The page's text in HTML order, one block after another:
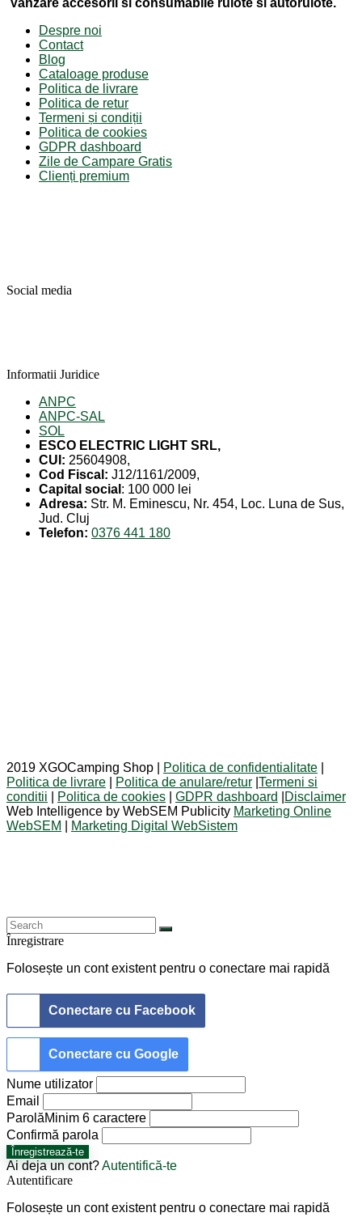
Vanzare accesorii si consumabile rulote si autorulote.
Despre noi
Contact
Blog
Cataloage produse
Politica de livrare
Politica de retur
Termeni și condiții
Politica de cookies
GDPR dashboard
Zile de Campare Gratis
Clienți premium
Social media
Informatii Juridice
ANPC
ANPC-SAL
SOL
ESCO ELECTRIC LIGHT SRL,
CUI: 25604908,
Cod Fiscal: J12/1161/2009,
Capital social : 100 000 lei
Adresa: Str. M. Eminescu, Nr. 454, Loc. Luna de Sus,
Jud. Cluj
Telefon: 0376 441 180
2019 XGOCamping Shop | Politica de confidentialitate
Politica de livrare
Politica de anulare/retur Termeni si
conditii
Politica de cookies GDPR dashboard
Disclaimer
Web Intelligence by WebSEM Publicity Marketing Online
WebSEM
Marketing Digital WebSistem
Înregistrare
Folosește un cont existent pentru o conectare mai rapidă
Conectare cu Facebook
Conectare cu Google
Nume utilizator
Email
ParolăMinim 6 caractere
Confirmă parola
Înregistrează-te
Ai deja un cont?Autentifică-te
Autentificare
Folosește un cont existent pentru o conectare mai rapidă